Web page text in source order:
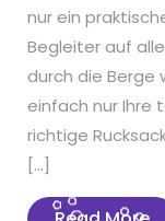
nur ein
Begleiter auf
durch die Berge
einfach nur Ihre
richtige
[…]